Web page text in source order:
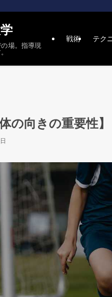
場。指導現
戦術 テク
の向きの重要性